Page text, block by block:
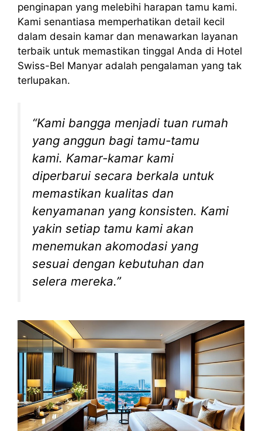
penginapan yang melebihi harapan tamu kami.
Kami senantiasa memperhatikan detail kecil
dalam desain kamar dan menawarkan layanan
terbaik untuk memastikan tinggal Anda di Hotel
Swiss-Bel Manyar adalah pengalaman yang tak
terlupakan.
“Kami bangga menjadi tuan rumah
yang anggun bagi tamu-tamu
kami. Kamar-kamar kami
diperbarui secara berkala untuk
memastikan kualitas dan
kenyamanan yang konsisten. Kami
yakin setiap tamu kami akan
menemukan akomodasi yang
sesuai dengan kebutuhan dan
selera mereka.”